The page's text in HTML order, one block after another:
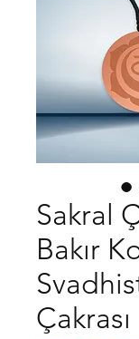
Sakral
Bakır
Çakrası